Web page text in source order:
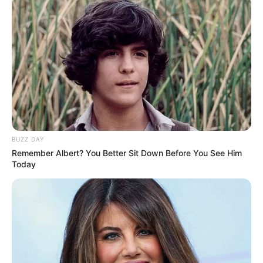
Atualizar o Cadastro:
BUZZ DAY
Remember Albert? You Better Sit Down Before You See Him
Today